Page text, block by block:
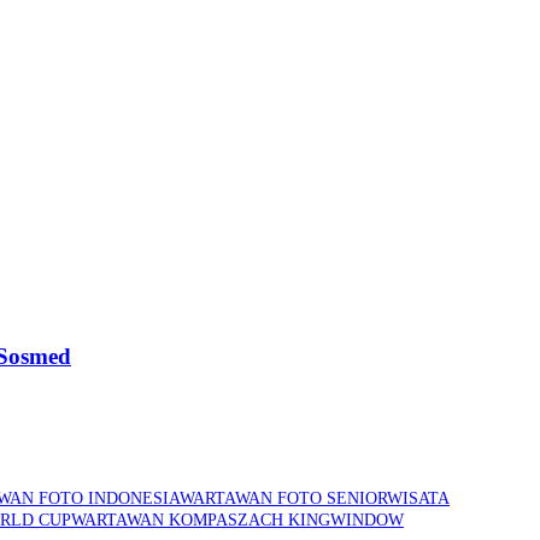
FOTO INDONESIAWARTAWAN FOTO SENIORWISATA
CUPWARTAWAN KOMPASZACH KINGWINDOW